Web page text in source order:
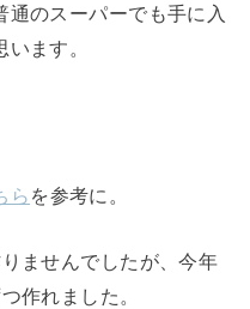
通のスーパーでも手に入
ます。
ら を参考に。
ませんでしたが、今年
作れました。